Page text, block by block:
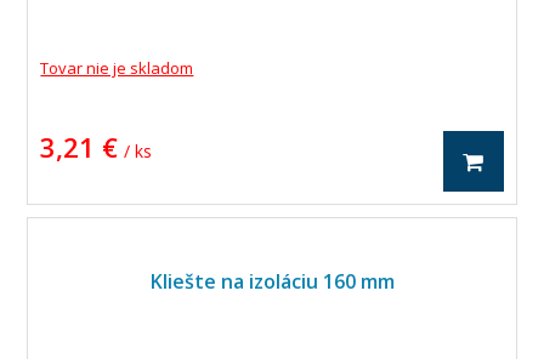
Tovar nie je skladom
3,21 € / ks
Kliešte na izoláciu 160 mm